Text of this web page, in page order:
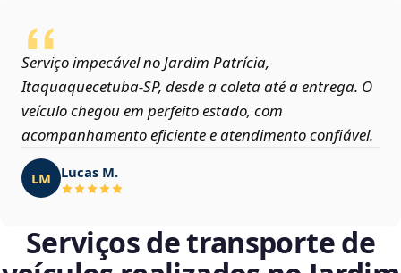
Serviço impecável no Jardim Patrícia,
Itaquaquecetuba‑SP, desde a coleta até a entrega. O
veículo chegou em perfeito estado, com
acompanhamento eficiente e atendimento confiável.
LM Lucas M.
Serviços de transporte de